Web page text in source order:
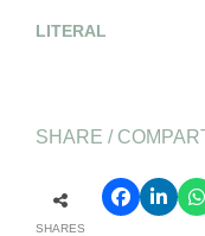
LITERAL
SHARE /
SHARES